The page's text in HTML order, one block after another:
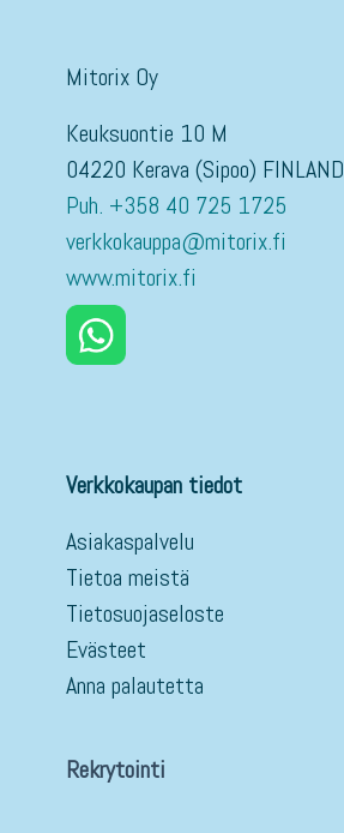
Mitorix Oy
Keuksuontie 10 M
04220 Kerava (Sipoo) FINLAND
Puh. +358 40 725 1725
verkkokauppa@mitorix.fi
www.mitorix.fi
Verkkokaupan tiedot
Asiakaspalvelu
Tietoa meistä
Tietosuojaseloste
Evästeet
Anna palautetta
Rekrytointi